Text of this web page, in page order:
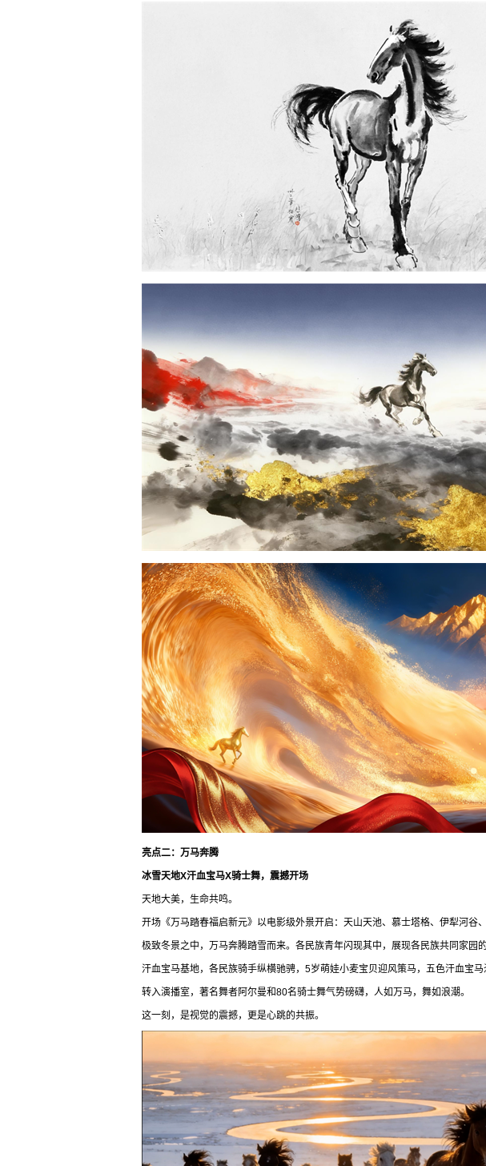
亮点二：万马奔腾
冰雪天地X汗血宝马X骑士舞，震撼开场
天地大美，生命共鸣。
开场《万马踏春福启新元》以电影级外景开启：天山天池、慕士塔格、伊犁河
极致冬景之中，万马奔腾踏雪而来。各民族青年闪现其中，展现各民族共同家园的
汗血宝马基地，各民族骑手纵横驰骋，5岁萌娃小麦宝贝迎风策马，五色汗血宝马
转入演播室，著名舞者阿尔曼和80名骑士舞气势磅礴，人如万马，舞如浪潮。
这一刻，是视觉的震撼，更是心跳的共振。